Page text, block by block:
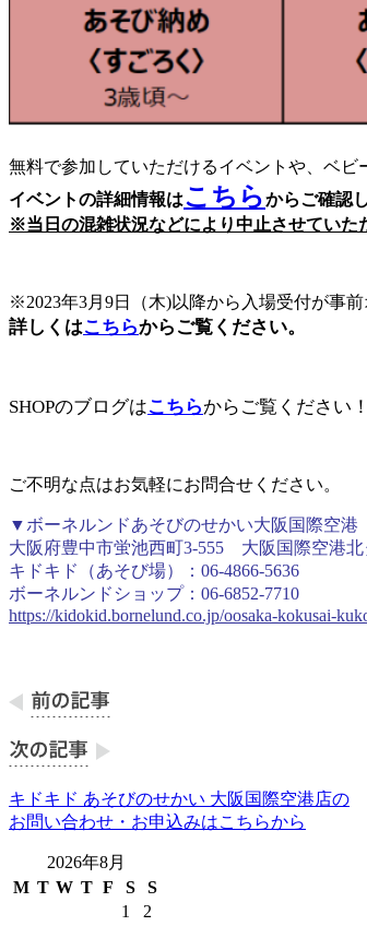
無料で参加していただけるイベントや、ベビ
イベントの詳細情報はこちらからご確認
※当日の混雑状況などにより中止させていた
※2023年3月9日（木)以降から入場受付が事
詳しくはこちらからご覧ください。
SHOPのブログはこちらからご覧ください！
ご不明な点はお気軽にお問合せください。
▼ボーネルンドあそびのせかい大阪国際空港
大阪府豊中市蛍池西町3-555 大阪国際空港北
キドキド（あそび場）：06-4866-5636
ボーネルンドショップ：06-6852-7710
https://kidokid.bornelund.co.jp/oosaka-kokusai-
キドキド あそびのせかい 大阪国際空港店の
お問い合わせ・お申込みはこちらから
2026年8月
M T W T F S
S
1
2